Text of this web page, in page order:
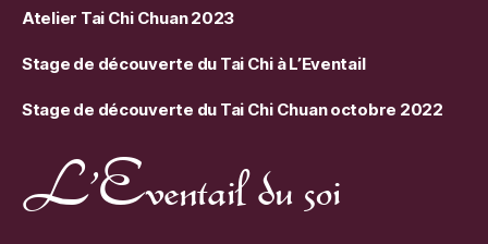
Atelier Tai Chi Chuan 2023
Stage de découverte du Tai Chi à L’Eventail
Stage de découverte du Tai Chi Chuan octobre 2022
L’Eventail du soi